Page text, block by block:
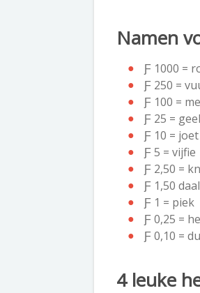
Namen
Ƒ 1000 =
Ƒ 250 =
Ƒ 100 =
Ƒ 25 =
Ƒ 10 = joet
Ƒ 5 = vijfie
Ƒ 2,50 =
Ƒ 1,50
Ƒ 1 = piek
Ƒ 0,25 =
Ƒ 0,10 =
4 leuke